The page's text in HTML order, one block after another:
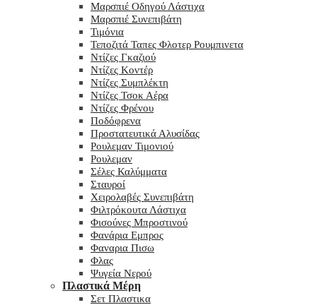
Μαρσπιέ Οδηγού Λάστιχα
Μαρσπιέ Συνεπιβάτη
Τιμόνια
Τεποζιτά Ταπες Φλοτερ Ρουμπινετα
Ντίζες Γκαζιού
Ντίζες Κοντέρ
Ντίζες Συμπλέκτη
Ντίζες Τσοκ Αέρα
Ντίζες Φρένου
Ποδόφρενα
Προστατευτικά Αλυσίδας
Ρουλεμαν Τιμονιού
Ρουλεμαν
Σέλες Καλύμματα
Σταυροί
Χειρολαβές Συνεπιβάτη
Φιλτρόκουτα Λάστιχα
Φισούνες Μπροστινού
Φανάρια Εμπρος
Φαναρια Πισω
Φλας
Ψυγεία Νερού
Πλαστικά Μέρη
Σετ Πλαστικα